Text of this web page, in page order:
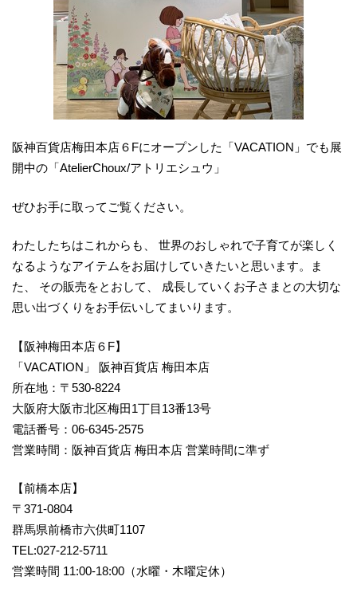
阪神百貨店梅田本店６Fにオープンした「VACATION」でも展
開中の「AtelierChoux/アトリエシュウ」
ぜひお手に取ってご覧ください。
わたしたちはこれからも、 世界のおしゃれで子育てが楽しく
なるようなアイテムをお届けしていきたいと思います。ま
た、 その販売をとおして、 成長していくお子さまとの大切な
思い出づくりをお手伝いしてまいります。
【阪神梅田本店６F】
「VACATION」 阪神百貨店 梅田本店
所在地：〒530-8224
大阪府大阪市北区梅田1丁目13番13号
電話番号：06-6345-2575
営業時間：阪神百貨店 梅田本店 営業時間に準ず
【前橋本店】
〒371-0804
群馬県前橋市六供町1107
TEL:027-212-5711
営業時間 11:00-18:00（水曜・木曜定休）